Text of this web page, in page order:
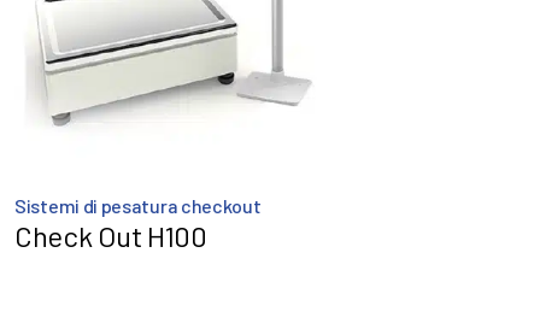
Sistemi di pesatura checkout
Check Out H100